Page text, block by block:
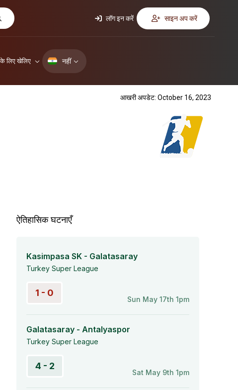
लॉग इन करें साइन अप करें
लिए खेलिए नहीं
आखरी अपडेट: October 16, 2023
ऐतिहासिक घटनाएँ
Kasimpasa SK - Galatasaray
Turkey Super League
1 - 0
Sun May 17th 1pm
Galatasaray - Antalyaspor
Turkey Super League
4 - 2
Sat May 9th 1pm